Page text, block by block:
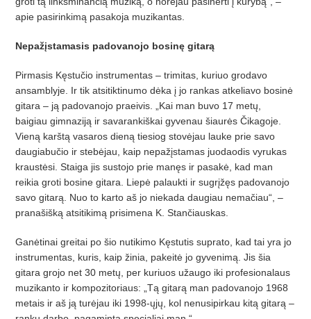
apie pasirinkimą pasakoja muzikantas.
Nepažįstamasis padovanojo bosinę gitarą
Pirmasis Kęstučio instrumentas – trimitas, kuriuo grodavo
ansamblyje. Ir tik atsitiktinumo dėka į jo rankas atkeliavo bosinė
gitara – ją padovanojo praeivis. „Kai man buvo 17 metų,
baigiau gimnaziją ir savarankiškai gyvenau šiaurės Čikagoje.
Vieną karštą vasaros dieną tiesiog stovėjau lauke prie savo
daugiabučio ir stebėjau, kaip nepažįstamas juodaodis vyrukas
kraustėsi. Staiga jis sustojo prie manęs ir pasakė, kad man
reikia groti bosine gitara. Liepė palaukti ir sugrįžęs padovanojo
savo gitarą. Nuo to karto aš jo niekada daugiau nemačiau“, –
pranašišką atsitikimą prisimena K. Stančiauskas.
Ganėtinai greitai po šio nutikimo Kęstutis suprato, kad tai yra jo
instrumentas, kuris, kaip žinia, pakeitė jo gyvenimą. Jis šia
gitara grojo net 30 metų, per kuriuos užaugo iki profesionalaus
muzikanto ir kompozitoriaus: „Tą gitarą man padovanojo 1968
metais ir aš ją turėjau iki 1998-ųjų, kol nenusipirkau kitą gitarą –